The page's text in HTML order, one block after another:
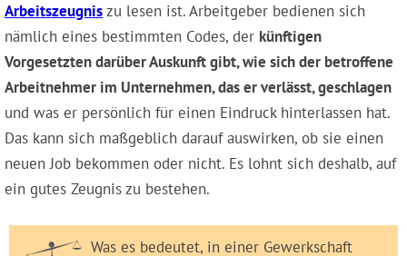
Arbeitszeugniszu lesen ist. Arbeitgeber bedienen sich
nämlich eines bestimmten Codes, der künftigen
Vorgesetzten darüber Auskunft gibt, wie sich der betroffene
Arbeitnehmer im Unternehmen, das er verlässt, geschlagen
und was er persönlich für einen Eindruck hinterlassen hat.
Das kann sich maßgeblich darauf auswirken, ob sie einen
neuen Job bekommen oder nicht. Es lohnt sich deshalb, auf
ein gutes Zeugnis zu bestehen.
Was es bedeutet, in einer Gewerkschaft